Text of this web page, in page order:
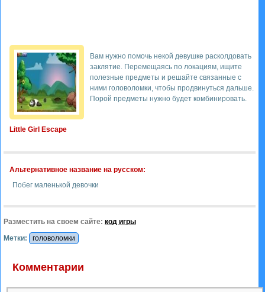
Little Girl Escape
Вам нужно помочь некой девушке расколдовать
заклятие. Перемещаясь по локациям, ищите
полезные предметы и решайте связанные с
ними головоломки, чтобы продвинуться дальше.
Порой предметы нужно будет комбинировать.
Альтернативное название на русском:
Побег маленькой девочки
Разместить на своем сайте: код игры
Метки:
головоломки
Комментарии